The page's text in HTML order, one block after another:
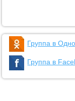
Группа в
Группа в